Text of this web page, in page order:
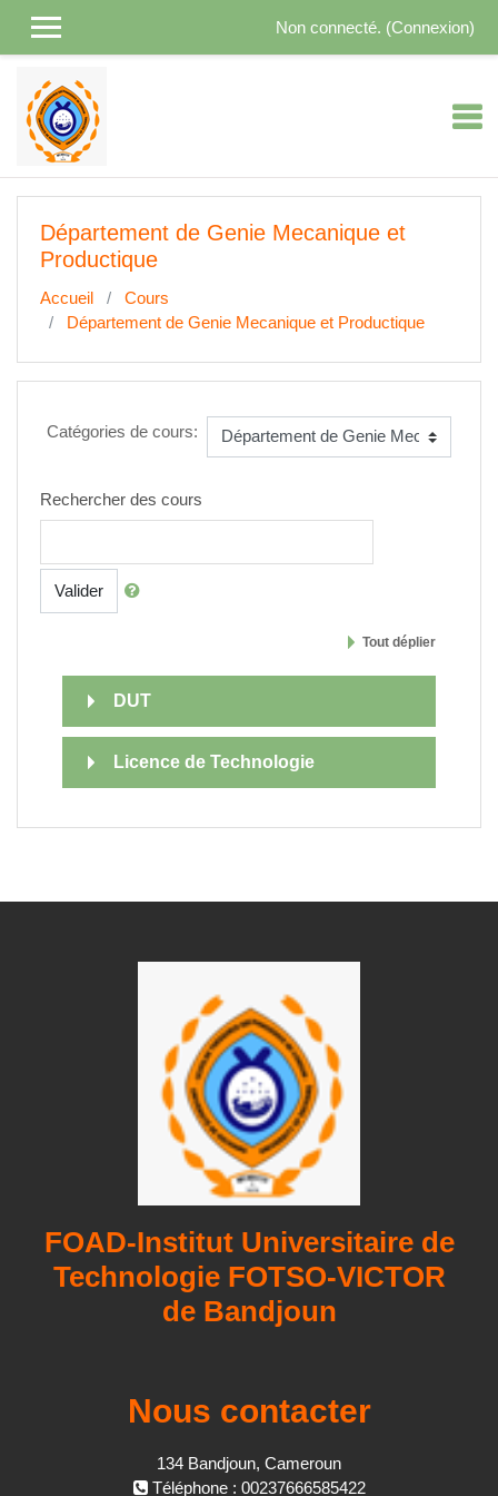
Non connecté. (Connexion)
Département de Genie Mecanique et
Productique
Accueil
Cours
Département de Genie Mecanique et Productique
Catégories de cours:
Rechercher des cours
Valider
Tout déplier
DUT
Licence de Technologie
FOAD-Institut Universitaire de
Technologie FOTSO-VICTOR
de Bandjoun
Nous contacter
134 Bandjoun, Cameroun
Téléphone : 00237666585422